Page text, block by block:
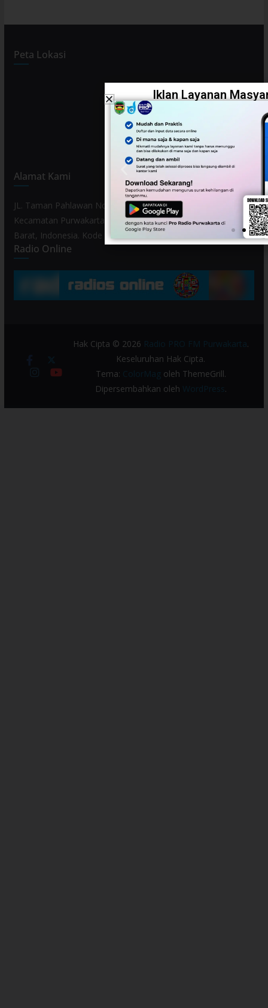
Peta Lokasi
Alamat Kami
JL. Taman Pahlawan No. 80, Kelurahan Purwamekar,
Kecamatan Purwakarta, Kabupaten Purwakarta, Provinsi Jawa
Barat, Indonesia. Kode Pos 41119.
Radio Online
Hak Cipta © 2026 Radio PRO FM Purwakarta.
Keseluruhan Hak Cipta.
Tema: ColorMagoleh ThemeGrill.
Dipersembahkan oleh WordPress.
Iklan Layanan